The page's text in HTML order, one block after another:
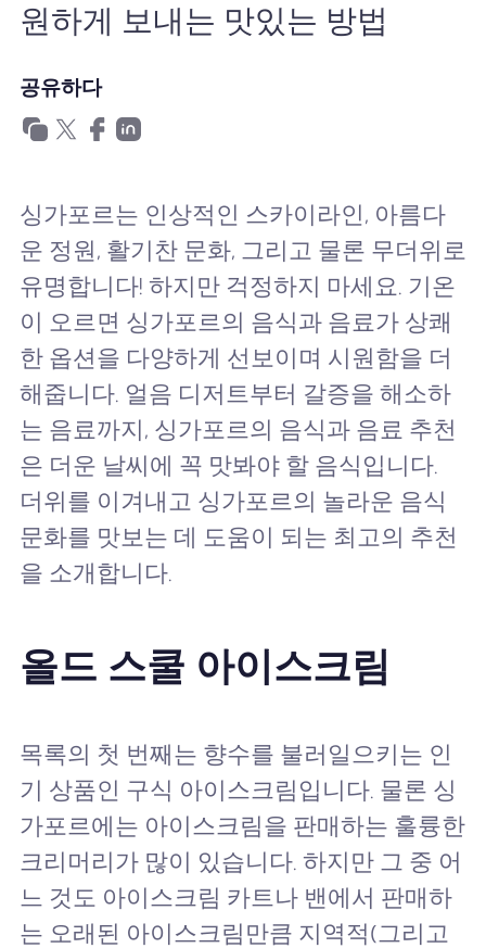
비즈니스를위한
원하게 보내는 맛있는 방법
공유하다
싱가포르는 인상적인 스카이라인, 아름다
운 정원, 활기찬 문화, 그리고 물론 무더위로
유명합니다! 하지만 걱정하지 마세요. 기온
이 오르면 싱가포르의 음식과 음료가 상쾌
한 옵션을 다양하게 선보이며 시원함을 더
해줍니다. 얼음 디저트부터 갈증을 해소하
는 음료까지, 싱가포르의 음식과 음료 추천
은 더운 날씨에 꼭 맛봐야 할 음식입니다.
더위를 이겨내고 싱가포르의 놀라운 음식
문화를 맛보는 데 도움이 되는 최고의 추천
을 소개합니다.
올드 스쿨 아이스크림
목록의 첫 번째는 향수를 불러일으키는 인
기 상품인 구식 아이스크림입니다. 물론 싱
가포르에는 아이스크림을 판매하는 훌륭한
크리머리가 많이 있습니다. 하지만 그 중 어
느 것도 아이스크림 카트나 밴에서 판매하
는 오래된 아이스크림만큼 지역적(그리고